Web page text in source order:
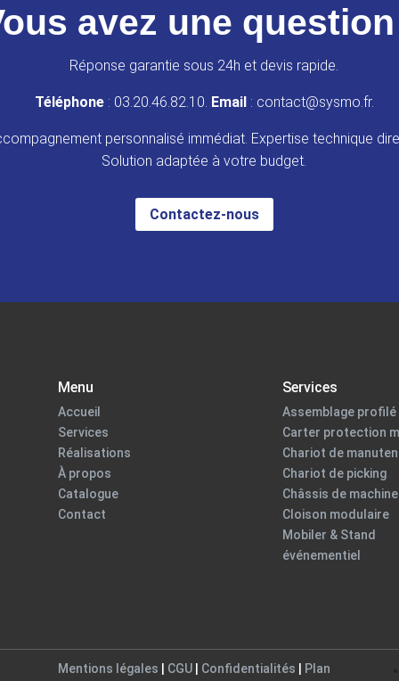
avez une
Réponse garantie sous 24h et devis rapide.
Téléphone: 03.20.46.82.10. Email: contact@sysmo.fr.
personnalisé immédiat. Expertise technique
Solution adaptée à votre budget.
Contactez-nous
Menu
Accueil
Services
Réalisations
À propos
Catalogue
Contact
Services
Assemblage profilé
Carter protection
Chariot de
Chariot de picking
Châssis de machine
Cloison modulaire
Mobiler & Stand
événementiel
Mentions légales CGU Confidentialités
Plan